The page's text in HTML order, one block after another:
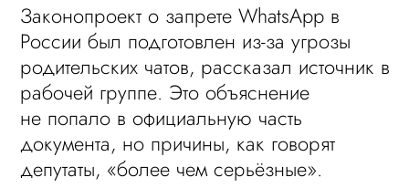
Законопроект о запрете WhatsApp в
России был подготовлен из-за угрозы
родительских чатов, рассказал источник в
рабочей группе. Это объяснение
не попало в официальную часть
документа, но причины, как говорят
депутаты, «более чем серьёзные».